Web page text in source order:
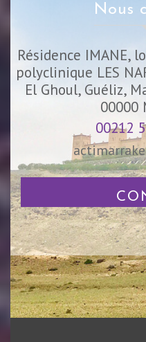
Résidence IMANE,
polyclinique LES
El Ghoul, Guéliz,
00000
00212